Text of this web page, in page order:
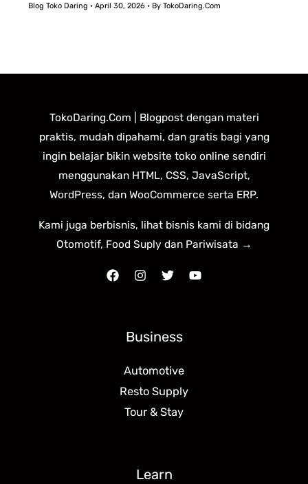
Blog Toko Daring •April 30, 2026 • ByTokoDaring.Com
TokoDaring.Com | Blogpost dengan materi
praktis, mudah dipahami, dan gratis bagi yang
ingin belajar bikin website toko online sendiri
menggunakan HTML, CSS, JavaScript,
WordPress, dan WooCommerce serta ERP.
Kami juga berbisnis, lihat bisnis kami di bidang
Otomotif, Food Suply dan Pariwisata →
Business
Automotive
Resto Supply
Tour & Stay
Learn